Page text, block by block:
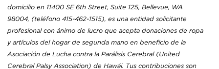
domicilio en 11400 SE 6th Street, Suite 125, Bellevue, WA
98004, (teléfono 415-462-1515), es una entidad solicitante
profesional con ánimo de lucro que acepta donaciones de ropa
y artículos del hogar de segunda mano en beneficio de la
Asociación de Lucha contra la Parálisis Cerebral (United
Cerebral Palsy Association) de Hawái. Tus contribuciones son